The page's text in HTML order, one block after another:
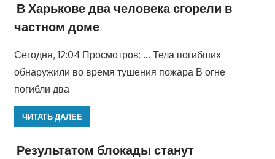
В Харькове два человека сгорели в
частном доме
Сегодня, 12:04 Просмотров: … Тела погибших
обнаружили во время тушения пожара В огне
погибли два
ЧИТАТЬ ДАЛЕЕ
Результатом блокады станут